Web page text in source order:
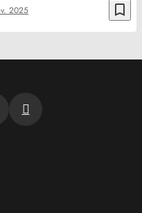
bookmark_border
2025